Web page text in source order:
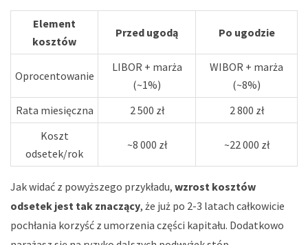
Element
kosztów
Przed ugodą Po ugodzie
Oprocentowanie
LIBOR + marża
(~1%)
WIBOR + marża
(~8%)
Rata miesięczna
2 500 zł
2 800 zł
Koszt
odsetek/rok
~8 000 zł ~22 000 zł
Jak widać z powyższego przykładu, wzrost kosztów
odsetek jest tak znaczący, że już po 2-3 latach całkowicie
pochłania korzyść z umorzenia części kapitału. Dodatkowo